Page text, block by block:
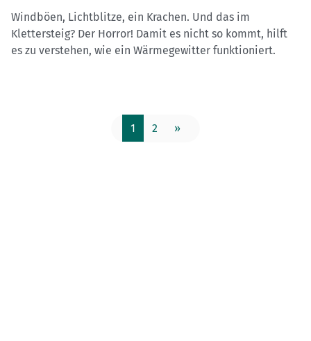
Windböen, Lichtblitze, ein Krachen. Und das im
Klettersteig? Der Horror! Damit es nicht so kommt, hilft
es zu verstehen, wie ein Wärmegewitter funktioniert.
1 2 »